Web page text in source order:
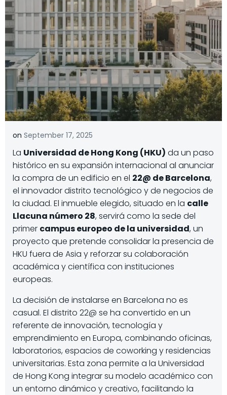
on September 17, 2025
La Universidad de Hong Kong (HKU) da un paso
histórico en su expansión internacional al anunciar
la compra de un edificio en el 22@ de Barcelona,
el innovador distrito tecnológico y de negocios de
la ciudad. El inmueble elegido, situado en la calle
Llacuna número 28, servirá como la sede del
primer campus europeo de la universidad, un
proyecto que pretende consolidar la presencia de
HKU fuera de Asia y reforzar su colaboración
académica y científica con instituciones
europeas.
La decisión de instalarse en Barcelona no es
casual. El distrito 22@ se ha convertido en un
referente de innovación, tecnología y
emprendimiento en Europa, combinando oficinas,
laboratorios, espacios de coworking y residencias
universitarias. Esta zona permite a la Universidad
de Hong Kong integrar su modelo académico con
un entorno dinámico y creativo, facilitando la